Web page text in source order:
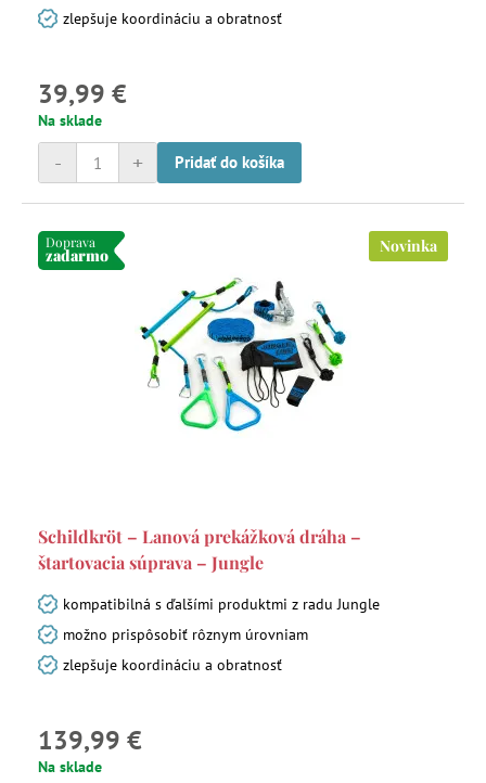
zlepšuje koordináciu a obratnosť
39,99 €
Na sklade
+
- Pridať do košíka
Doprava
zadarmo Novinka
Schildkröt – Lanová prekážková dráha –
štartovacia súprava – Jungle
kompatibilná s ďalšími produktmi z radu Jungle
možno prispôsobiť rôznym úrovniam
zlepšuje koordináciu a obratnosť
139,99 €
Na sklade